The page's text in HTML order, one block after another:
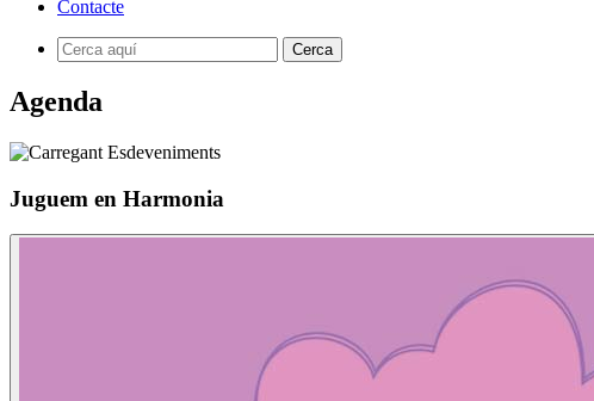
Contacte
Agenda
Juguem en Harmonia